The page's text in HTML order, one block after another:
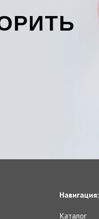
Каталог
Навигация: